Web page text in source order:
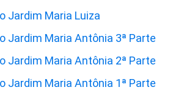
Jardim Maria Luiza
Jardim Maria Antônia 3ª Parte
Jardim Maria Antônia 2ª Parte
Jardim Maria Antônia 1ª Parte